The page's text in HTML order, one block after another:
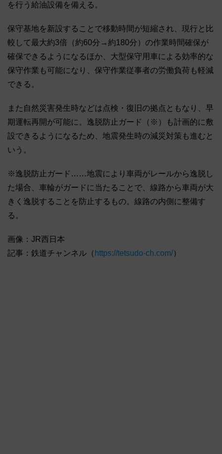
を行う給油設備を備える。
保守基地を新設することで移動時間が短縮され、現行と比
較して最大約3倍（約60分→約180分）の作業時間確保が
確保できるようになるほか、大型保守用車による効率的な
保守作業も可能になり、保守作業従事者の労働負荷も軽減
できる。
また自然災害発生時などは点検・復旧の拠点ともなり、早
期運転再開が可能に。逸脱防止ガード（※）も計画的に敷
設できるようになるため、地震発生時の減災対策も進むと
いう。
※逸脱防止ガード……地震により車両がレールから逸脱し
た場合、車輪がガードに当たることで、線路から車両が大
きく逸脱することを防止するもの。線路の内側に整備す
る。
画像：JR西日本
記事：鉄道チャンネル（ https://tetsudo-ch.com/）